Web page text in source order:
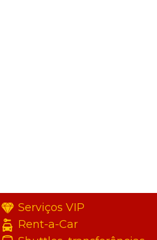
Serviços VIP
Rent-a-Car